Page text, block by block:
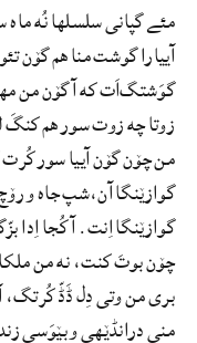
مئے گپانی سلسلها نُه
آییارا گوشت منا ھم گۆن
گوَشتگ‌اَت که آ گۆن من
زوتا چه زوت سور ھم
من چۆن گۆن آییا سور
گوازێنگا آن،شپ جاه و
گوازێنگا اِنت. آ کُجا
چۆن بوتَ کنت، نه من
بری من وتی دِل ڈَڈّ کُرتگ،
منی درانڈێھی و بێوَسی